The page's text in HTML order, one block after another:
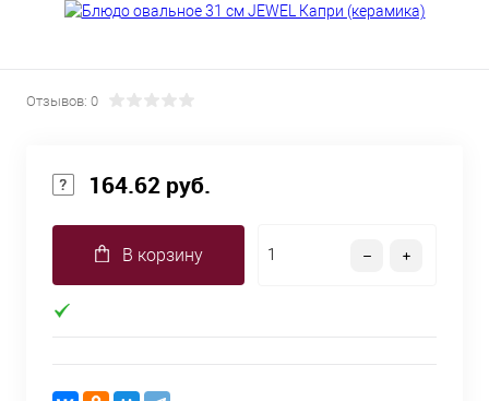
Отзывов: 0
164.62 руб.
В корзину